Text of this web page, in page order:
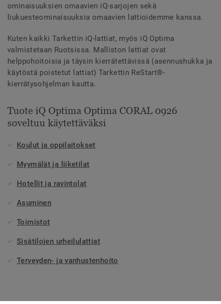
ominaisuuksien omaavien iQ-sarjojen sekä
liukuesteominaisuuksia omaavien lattioidemme kanssa.
Kuten kaikki Tarkettin iQ-lattiat, myös iQ Optima
valmistetaan Ruotsissa. Malliston lattiat ovat
helppohoitoisia ja täysin kierrätettävissä (asennushukka ja
käytöstä poistetut lattiat) Tarkettin ReStart®-
kierrätysohjelman kautta.
Tuote iQ Optima Optima CORAL 0926
soveltuu käytettäväksi
Koulut ja oppilaitokset
Myymälät ja liiketilat
Hotellit ja ravintolat
Asuminen
Toimistot
Sisätilojen urheilulattiat
Terveyden- ja vanhustenhoito